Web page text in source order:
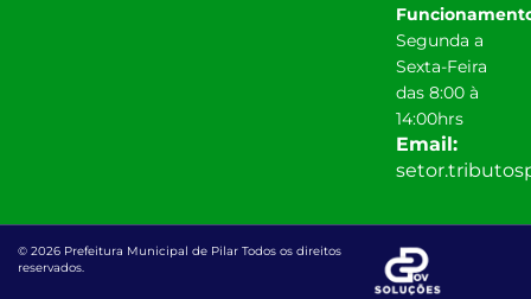
Segunda a
Sexta-Feira
das 8:00 à
14:00hrs
Email:
© 2026 Prefeitura Municipal de Pilar Todos os direitos
reservados.